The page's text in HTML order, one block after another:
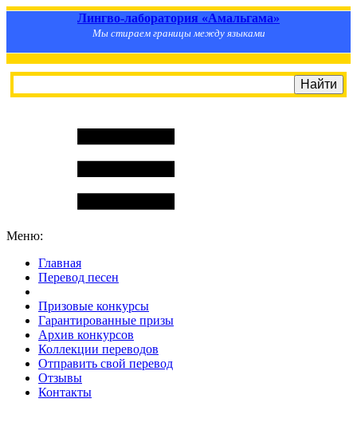
Лингво-лаборатория «Амальгама»
Мы стираем границы между языками
Меню:
Главная
Перевод песен
Призовые конкурсы
Гарантированные призы
Архив конкурсов
Коллекции переводов
Отправить свой перевод
Отзывы
Контакты